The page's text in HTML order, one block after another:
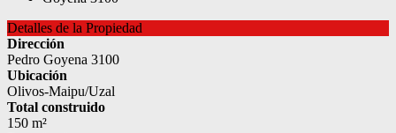
Detalles de la Propiedad
Dirección
Pedro Goyena 3100
Ubicación
Olivos-Maipu/Uzal
Total construido
150 m²